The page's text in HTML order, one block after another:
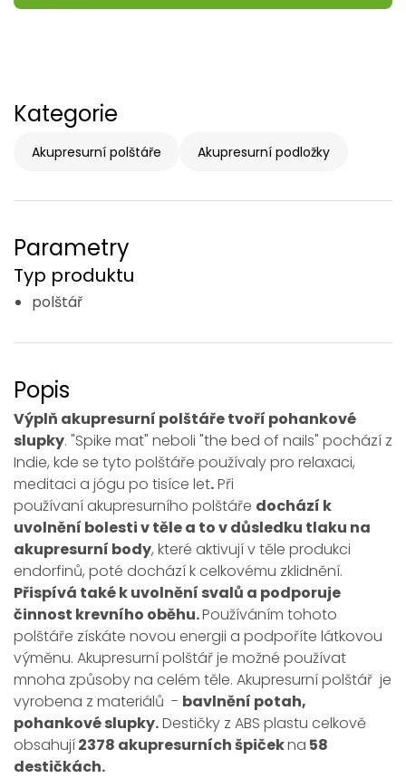
Kategorie
Akupresurní polštáře Akupresurní podložky
Parametry
Typ produktu
polštář
Popis
Výplň akupresurní polštáře tvoří pohankové
slupky. "Spike mat" neboli "the bed of nails" pochází z
Indie, kde se tyto polštáře používaly pro relaxaci,
meditaci a jógu po tisíce let.Při
používaní akupresurního polštáře dochází k
uvolnění bolesti v těle a to v důsledku tlaku na
akupresurní body, které aktivují v těle produkci
endorfinů, poté dochází k celkovému zklidnění.
Přispívá také k uvolnění svalů a podporuje
činnost krevního oběhu.Používáním tohoto
polštáře získáte novou energii a podpoříte látkovou
výměnu. Akupresurní polštář je možné používat
mnoha způsoby na celém těle. Akupresurní polštář je
vyrobena z materiálů - bavlnění potah,
pohankové slupky.Destičky z ABS plastu celkově
obsahují2378 akupresurních špičekna 58
destičkách.